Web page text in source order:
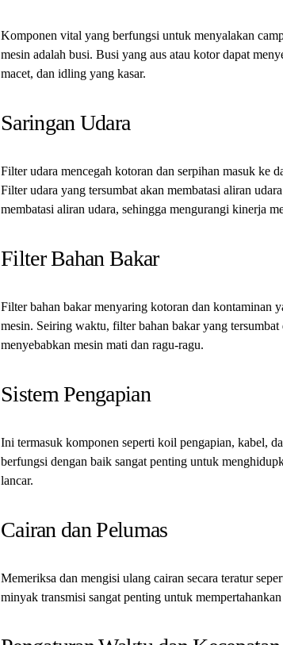
Komponen vital yang berfungsi untuk menyalakan
mesin adalah busi. Busi yang aus atau kotor dapat
macet, dan idling yang kasar.
Saringan Udara
Filter udara mencegah kotoran dan serpihan masuk ke
Filter udara yang tersumbat akan membatasi aliran
membatasi aliran udara, sehingga mengurangi kinerja
Filter Bahan Bakar
Filter bahan bakar menyaring kotoran dan kontaminan
mesin. Seiring waktu, filter bahan bakar yang
menyebabkan mesin mati dan ragu-ragu.
Sistem Pengapian
Ini termasuk komponen seperti koil pengapian, kabel,
berfungsi dengan baik sangat penting untuk
lancar.
Cairan dan Pelumas
Memeriksa dan mengisi ulang cairan secara teratur
minyak transmisi sangat penting untuk